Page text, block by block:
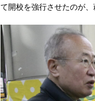
て開校を強行させたのが、